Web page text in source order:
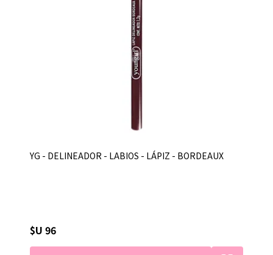
YG - DELINEADOR - LABIOS - LÁPIZ - BORDEAUX
$U 96